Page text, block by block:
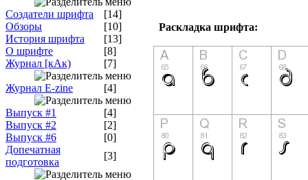
Создатели шрифта
[14]
Обзоры
[10]
История шрифта
[13]
О шрифте
[8]
Журнал [кАк)
[7]
Журнал E-zine [4]
Выпуск #1
[4]
Выпуск #2
[2]
Выпуск #6
[0]
Допечатная
подготовка
[3]
Раскладка шрифта: